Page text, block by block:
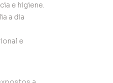
e higiene.
a dia
e